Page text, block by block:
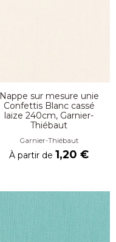
Nappe sur mesure unie
Confettis Blanc cassé
laize 240cm, Garnier-
Thiébaut
Garnier-Thiébaut
À partir de1,20 €